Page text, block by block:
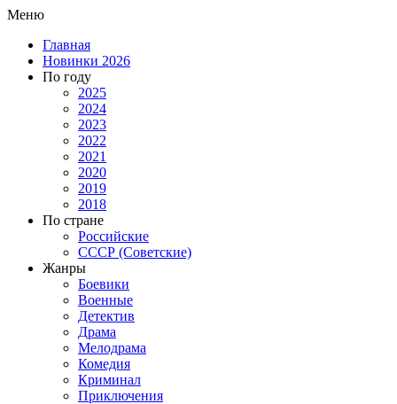
Меню
Главная
Новинки 2026
По году
2025
2024
2023
2022
2021
2020
2019
2018
По стране
Российские
СССР (Советские)
Жанры
Боевики
Военные
Детектив
Драма
Мелодрама
Комедия
Криминал
Приключения